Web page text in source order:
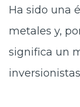
Ha sido una
metales y,
significa un